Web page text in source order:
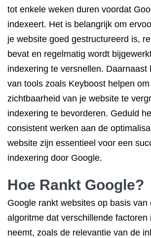
tot enkele weken duren voordat
indexeert. Het is belangrijk om
je website goed gestructureerd is,
bevat en regelmatig wordt
indexering te versnellen. Daarnaast
van tools zoals Keyboost helpen
zichtbaarheid van je website te
indexering te bevorderen. Geduld
consistent werken aan de
website zijn essentieel voor een
indexering door Google.
Hoe Rankt Google?
Google rankt websites op basis van
algoritme dat verschillende factoren
neemt, zoals de relevantie van de